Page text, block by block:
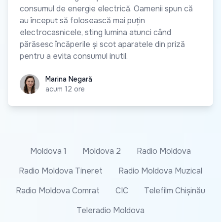
consumul de energie electrică. Oamenii spun că
au început să folosească mai puțin
electrocasnicele, sting lumina atunci când
părăsesc încăperile și scot aparatele din priză
pentru a evita consumul inutil.
Marina Negară
Marina Negară
acum 12 ore
Moldova 1 Moldova 2
Radio Moldova
Radio Moldova Tineret
Radio Moldova Muzical
Radio Moldova Comrat
CIC
Telefilm Chișinău
Teleradio Moldova